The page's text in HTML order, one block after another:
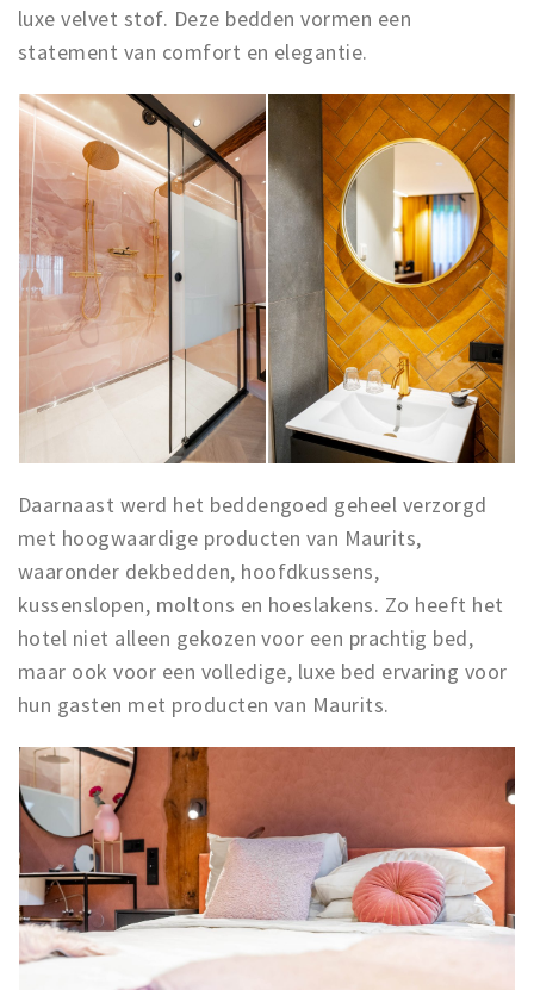
Parkeren
Inloggen
luxe velvet stof. Deze bedden vormen een
statement van comfort en elegantie.
Daarnaast werd het beddengoed geheel verzorgd
met hoogwaardige producten van Maurits,
waaronder dekbedden, hoofdkussens,
kussenslopen, moltons en hoeslakens. Zo heeft het
hotel niet alleen gekozen voor een prachtig bed,
maar ook voor een volledige, luxe bed ervaring voor
hun gasten met producten van Maurits.